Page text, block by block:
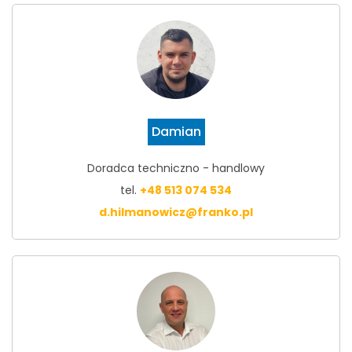
Damian
Doradca techniczno - handlowy
tel. +48 513 074 534
d.hilmanowicz@franko.pl